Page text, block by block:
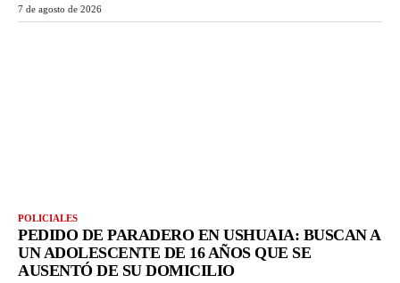
7 de agosto de 2026
POLICIALES
PEDIDO DE PARADERO EN USHUAIA: BUSCAN A
UN ADOLESCENTE DE 16 AÑOS QUE SE
AUSENTÓ DE SU DOMICILIO